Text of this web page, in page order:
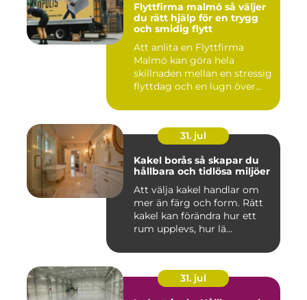
Flyttfirma malmö så väljer
du rätt hjälp för en trygg
och smidig flytt
Att anlita en Flyttfirma
Malmö kan göra hela
skillnaden mellan en stressig
flyttdag och en lugn över...
31. jul
Kakel borås så skapar du
hållbara och tidlösa miljöer
Att välja kakel handlar om
mer än färg och form. Rätt
kakel kan förändra hur ett
rum upplevs, hur lä...
31. jul